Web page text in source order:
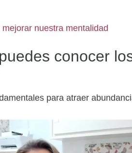
conocer
para atraer